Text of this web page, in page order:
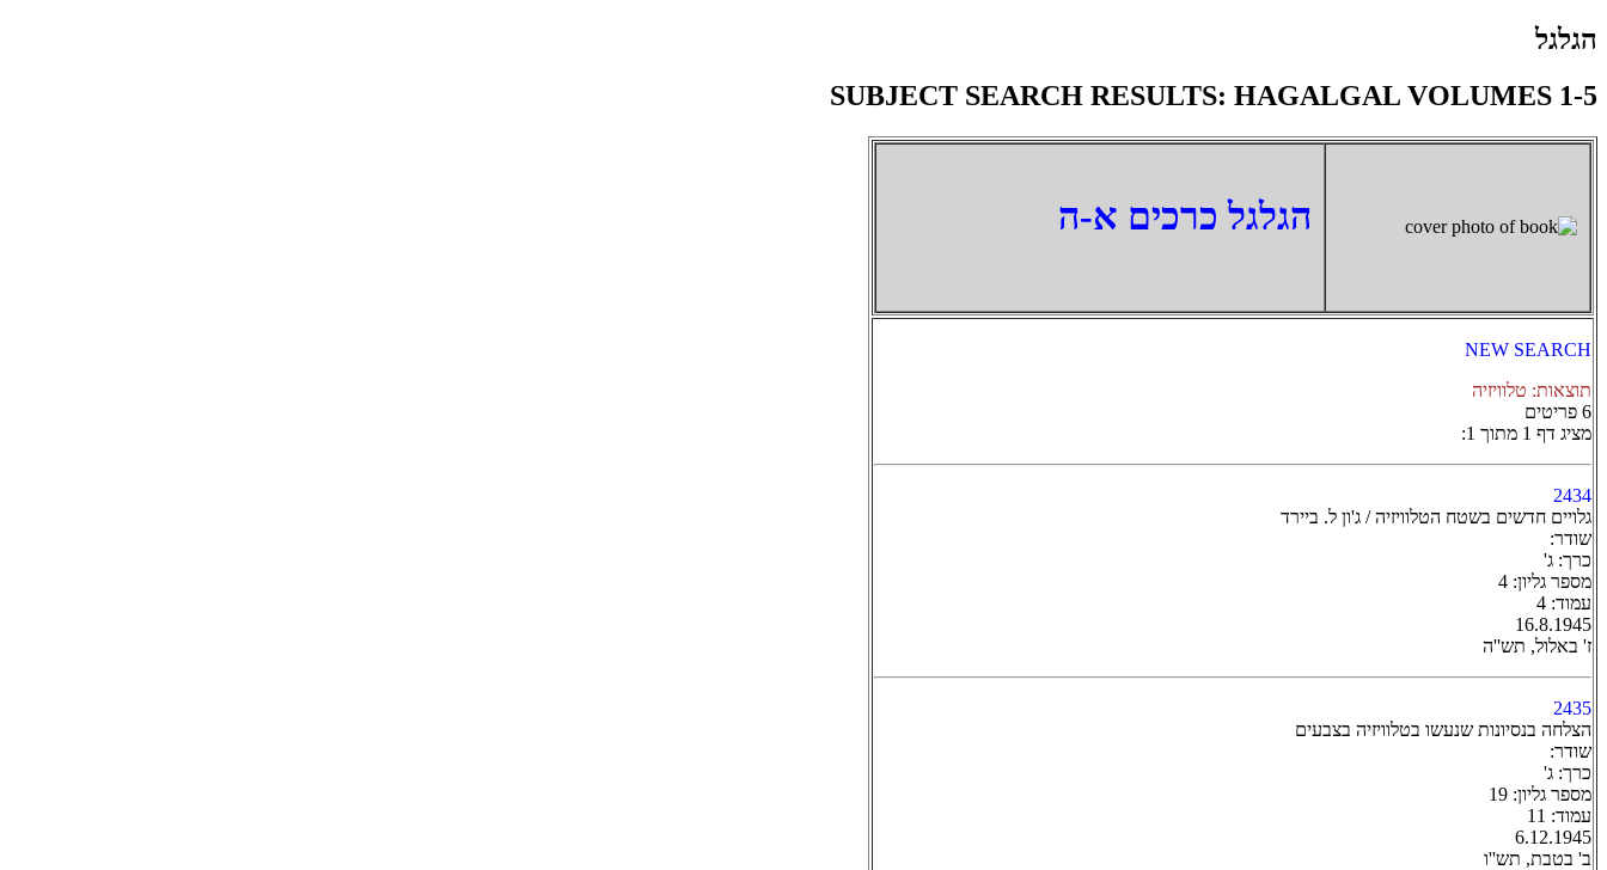
הגלגל
SUBJECT SEARCH RESULTS: HAGALGAL VOLUMES 1-5
‏הגלגל כרכים א-ה
NEW SEARCH
תוצאות: טלוויזיה
6 פריטים
מציג דף 1 מתוך 1:
2434
גלויים חדשים בשטח הטלוויזיה / ג'ון ל. ביירד
שודר:
כרך: ג'
מספר גליון: 4
עמוד: 4
16.8.1945
ז' באלול, תש''ה
2435
הצלחה בנסיונות שנעשו בטלוויזיה בצבעים
שודר:
כרך: ג'
מספר גליון: 19
עמוד: 11
6.12.1945
ב' בטבת, תש''ו